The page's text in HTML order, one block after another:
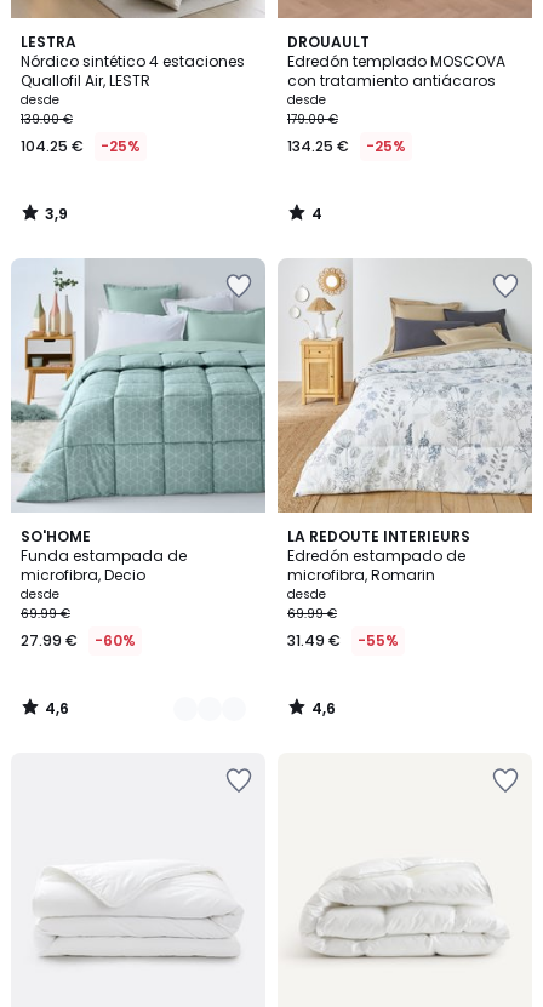
LESTRA
Nórdico sintético 4 estaciones
Quallofil Air, LESTR
desde
139.00 €
104.25 € -25%
3,9
/ 5
3,9
/
DROUAULT
Edredón templado MOSCOVA
con tratamiento antiácaros
desde
179.00 €
134.25 € -25%
4
/
5
4
/
SO'HOME
Funda estampada de
microfibra, Decio
desde
69.99 €
27.99 € -60%
4,6
/ 5
3
Colores
4,6
/
LA REDOUTE INTERIEURS
Edredón estampado de
microfibra, Romarin
desde
69.99 €
31.49 € -55%
4,6
/ 5
4,6
/